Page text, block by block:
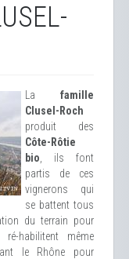
La famille
Clusel-Roch
produit des
Côte-Rôtie
bio , ils font
partis de ces
vignerons qui
se battent tous
du terrain pour
habilitent même
le Rhône pour